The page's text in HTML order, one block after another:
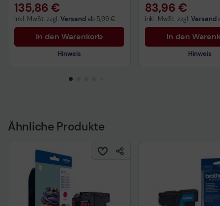
135,86 €
inkl. MwSt. zzgl. Versand ab 5,99 €
In den Warenkorb
Hinweis
Datenverordnung
83,96 €
inkl. MwSt. zzgl. Versand
In den
Hinweis
Ähnliche Produkte